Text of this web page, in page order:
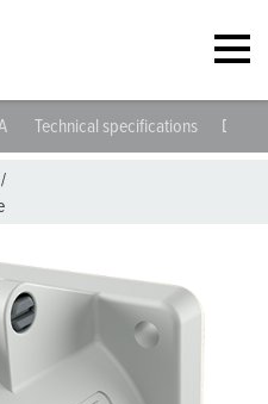
Technical specifications
/